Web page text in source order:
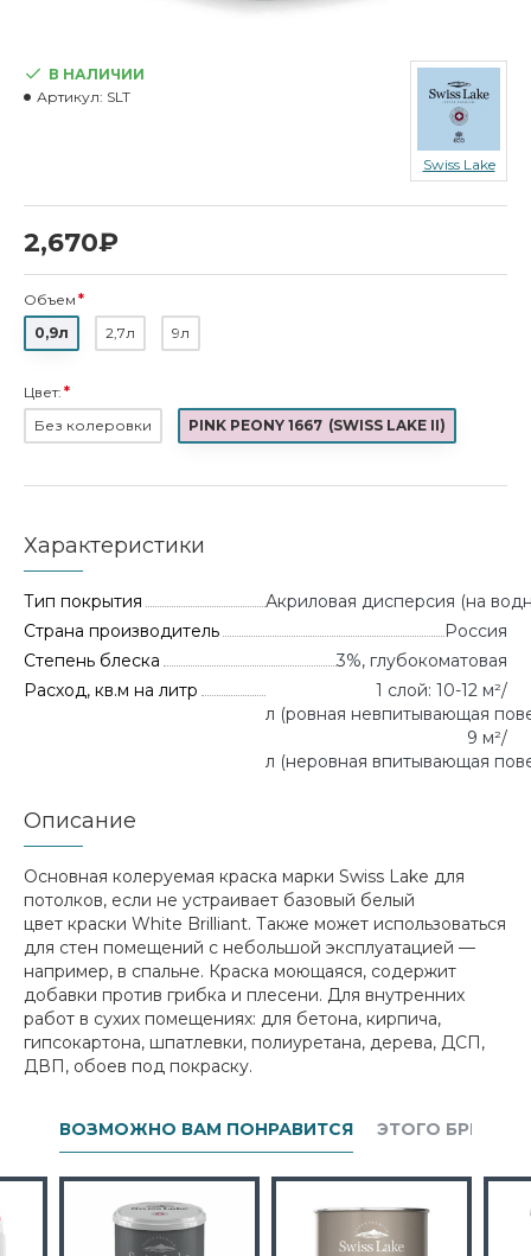
2,670₽
В НАЛИЧИИ
Артикул: SLT
Swiss Lake
Объем
0,9л
2,7л 9л
Цвет:
Без колеровки
PINK PEONY 1667 (SWISS LAKE II)
Характеристики
Тип покрытия
Акриловая дисперсия (на
Страна производитель
Россия
Степень блеска
3%, глубокоматовая
Расход, кв.м на литр
1 слой: 10-12 м²/
л (ровная невпитывающая
9 м²/
л (неровная впитывающая
Описание
Основная колеруемая краска марки Swiss Lake для
потолков, если не устраивает базовый белый
цвет краски White Brilliant. Также может использоваться
для стен помещений с небольшой эксплуатацией —
например, в спальне. Краска моющаяся, содержит
добавки против грибка и плесени. Для внутренних
работ в сухих помещениях: для бетона, кирпича,
гипсокартона, шпатлевки, полиуретана, дерева, ДСП,
ДВП, обоев под покраску.
ВОЗМОЖНО ВАМ ПОНРАВИТСЯ ЭТОГО БРЕНДА